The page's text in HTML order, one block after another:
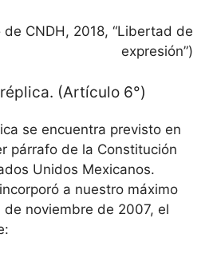
de CNDH, 2018, “Libertad de
expresión”)
(Artículo 6°)
se encuentra previsto en
párrafo de la Constitución
Unidos Mexicanos.
a nuestro máximo
noviembre de 2007, el